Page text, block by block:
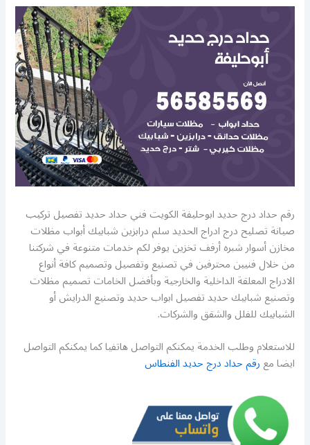
رقم حداد درج حديد ابوحليفة الكويت فني حداد حديد تفصيل تركيب
صيانة تصليح درج ادراج الحديد سلم درابزين شبابيك أبواب مظلات
مخازن أسوار شبره أرفف تخزين يوفر لكم خدمات متنوعة في شركتنا
من خلال فنيين محترفين في تصنيع وتفصيل وتصميم كافة أنواع
الادراج المعلقة الداخلية والخارجية وبأفضل الخامات تصميم مظلات
وتصنيع شبابيك حديد تفصيل ابواب حديد وتصنيع الدرايش أو
الشبابيك للفلل والشقق والشركات.
للاستعلام وطلب الخدمة يمكنكم التواصل هاتفيا كما يمكنكم التواصل
ايضا معرقم حداد درج حديد الفنطاس